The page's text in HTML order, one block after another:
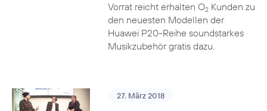
Vorrat reicht erhalten O2Kunden zu
den neuesten Modellen der
Huawei P20-Reihe soundstarkes
Musikzubehör gratis dazu.
27. März 2018